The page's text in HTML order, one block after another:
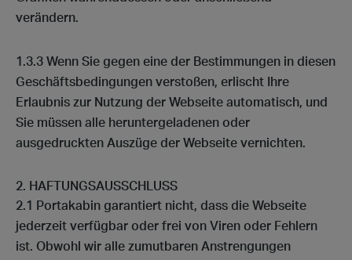
verändern.
1.3.3 Wenn Sie gegen eine der Bestimmungen in diesen
Geschäftsbedingungen verstoßen, erlischt Ihre
Erlaubnis zur Nutzung der Webseite automatisch, und
Sie müssen alle heruntergeladenen oder
ausgedruckten Auszüge der Webseite vernichten.
HAFTUNGSAUSSCHLUSS
2.1 Portakabin garantiert nicht, dass die Webseite
jederzeit verfügbar oder frei von Viren oder Fehlern
ist. Obwohl wir alle zumutbaren Anstrengungen